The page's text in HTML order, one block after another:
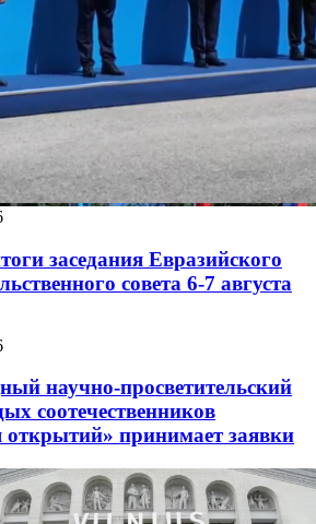
заседания Евразийского
совета 6-7 августа
научно-просветительский
соотечественников
открытий» принимает заявки